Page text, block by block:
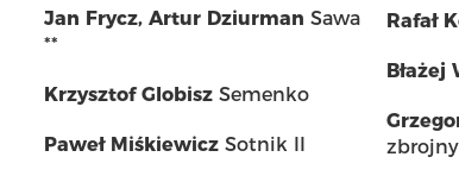
Jan Frycz, Artur Dziurman Sawa
**
Krzysztof Globisz Semenko
Paweł Miśkiewicz Sotnik II
Rafał
Błażej
zbrojny